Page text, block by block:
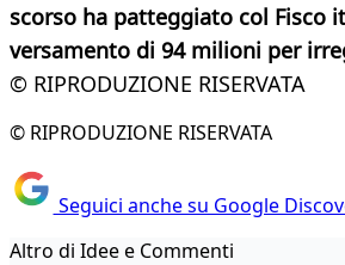
scorso ha patteggiato col Fisco
versamento di 94 milioni per
© RIPRODUZIONE RISERVATA
© RIPRODUZIONE RISERVATA
Seguici anche su Google
Altro di Idee e Commenti